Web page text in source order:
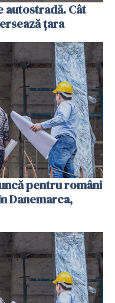
autostradă. Cât
țara
pentru români
Danemarca,